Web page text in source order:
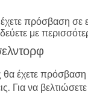
πρόσβαση σε
με
έχετε
να βελτιώσετε